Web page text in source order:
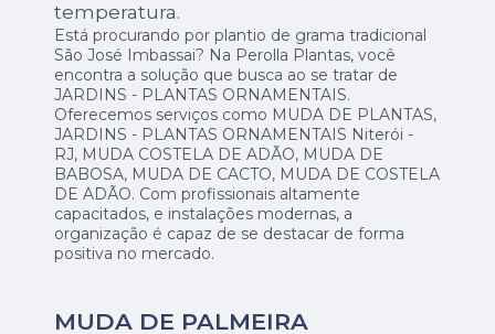
temperatura.
Está procurando por plantio de grama tradicional
São José Imbassai? Na Perolla Plantas, você
encontra a solução que busca ao se tratar de
JARDINS - PLANTAS ORNAMENTAIS.
Oferecemos serviços como MUDA DE PLANTAS,
JARDINS - PLANTAS ORNAMENTAIS Niterói -
RJ, MUDA COSTELA DE ADÃO, MUDA DE
BABOSA, MUDA DE CACTO, MUDA DE COSTELA
DE ADÃO. Com profissionais altamente
capacitados, e instalações modernas, a
organização é capaz de se destacar de forma
positiva no mercado.
MUDA DE PALMEIRA